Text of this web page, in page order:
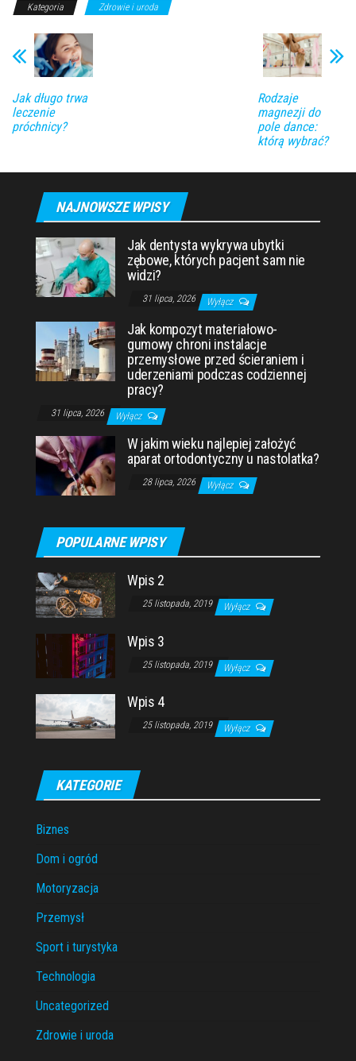
Kategoria Zdrowie i uroda
Jak długo trwa
leczenie
próchnicy?
Rodzaje
magnezji do
pole dance:
którą wybrać?
NAJNOWSZE WPISY
Jak dentysta wykrywa ubytki
zębowe, których pacjent sam nie
widzi?
31 lipca, 2026 Wyłącz
Jak kompozyt materiałowo-
gumowy chroni instalacje
przemysłowe przed ścieraniem i
uderzeniami podczas codziennej
pracy?
31 lipca, 2026 Wyłącz
W jakim wieku najlepiej założyć
aparat ortodontyczny u nastolatka?
28 lipca, 2026 Wyłącz
POPULARNE WPISY
Wpis 2
25 listopada, 2019 Wyłącz
Wpis 3
25 listopada, 2019 Wyłącz
Wpis 4
25 listopada, 2019 Wyłącz
KATEGORIE
Biznes
Dom i ogród
Motoryzacja
Przemysł
Sport i turystyka
Technologia
Uncategorized
Zdrowie i uroda